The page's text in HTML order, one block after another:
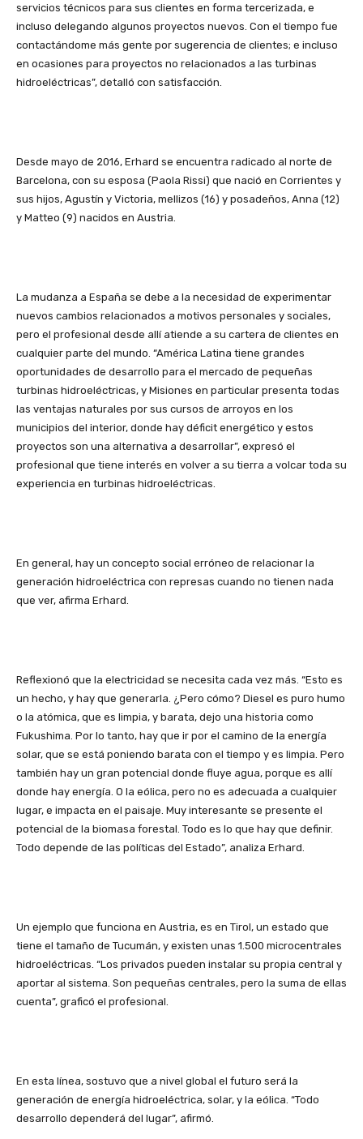
servicios técnicos para sus clientes en forma tercerizada, e
incluso delegando algunos proyectos nuevos. Con el tiempo fue
contactándome más gente por sugerencia de clientes; e incluso
en ocasiones para proyectos no relacionados a las turbinas
hidroeléctricas”, detalló con satisfacción.
Desde mayo de 2016, Erhard se encuentra radicado al norte de
Barcelona, con su esposa (Paola Rissi) que nació en Corrientes y
sus hijos, Agustín y Victoria, mellizos (16) y posadeños, Anna (12)
y Matteo (9) nacidos en Austria.
La mudanza a España se debe a la necesidad de experimentar
nuevos cambios relacionados a motivos personales y sociales,
pero el profesional desde allí atiende a su cartera de clientes en
cualquier parte del mundo. “América Latina tiene grandes
oportunidades de desarrollo para el mercado de pequeñas
turbinas hidroeléctricas, y Misiones en particular presenta todas
las ventajas naturales por sus cursos de arroyos en los
municipios del interior, donde hay déficit energético y estos
proyectos son una alternativa a desarrollar”, expresó el
profesional que tiene interés en volver a su tierra a volcar toda su
experiencia en turbinas hidroeléctricas.
En general, hay un concepto social erróneo de relacionar la
generación hidroeléctrica con represas cuando no tienen nada
que ver, afirma Erhard.
Reflexionó que la electricidad se necesita cada vez más. “Esto es
un hecho, y hay que generarla. ¿Pero cómo? Diesel es puro humo
o la atómica, que es limpia, y barata, dejo una historia como
Fukushima. Por lo tanto, hay que ir por el camino de la energía
solar, que se está poniendo barata con el tiempo y es limpia. Pero
también hay un gran potencial donde fluye agua, porque es allí
donde hay energía. O la eólica, pero no es adecuada a cualquier
lugar, e impacta en el paisaje. Muy interesante se presente el
potencial de la biomasa forestal. Todo es lo que hay que definir.
Todo depende de las políticas del Estado”, analiza Erhard.
Un ejemplo que funciona en Austria, es en Tirol, un estado que
tiene el tamaño de Tucumán, y existen unas 1.500 microcentrales
hidroeléctricas. “Los privados pueden instalar su propia central y
aportar al sistema. Son pequeñas centrales, pero la suma de ellas
cuenta”, graficó el profesional.
En esta línea, sostuvo que a nivel global el futuro será la
generación de energía hidroeléctrica, solar, y la eólica. “Todo
desarrollo dependerá del lugar”, afirmó.